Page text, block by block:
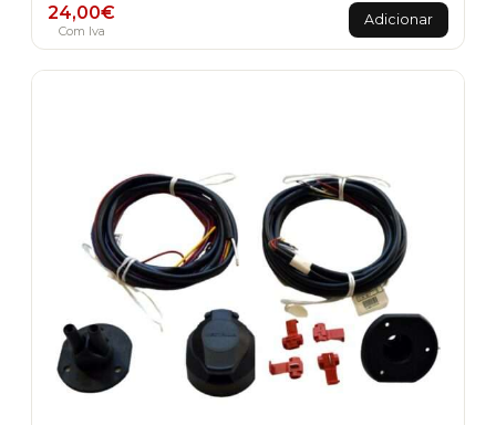
24,00€
Com Iva
Adicionar